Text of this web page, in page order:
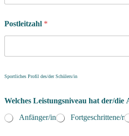
Postleitzahl *
Sportliches Profil des/der Schülers/in
Welches Leistungsniveau hat der/die
Anfänger/in
Fortgeschrittene/r